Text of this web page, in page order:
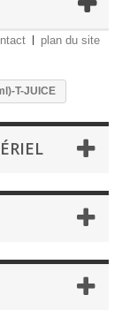
plan du site
T-JUICE